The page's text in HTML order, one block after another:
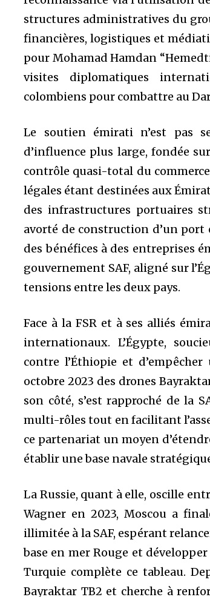
structures administratives du
financières, logistiques et
pour Mohamad Hamdan
visites diplomatiques
colombiens pour combattre au
Le soutien émirati n’est pas
d’influence plus large, fondée
contrôle quasi-total du
légales étant destinées aux
des infrastructures portuaires
avorté de construction d’un port
des bénéfices à des entreprises
gouvernement SAF, aligné sur
tensions entre les deux pays.
Face à la FSR et à ses alliés
internationaux. L’Égypte,
contre l’Éthiopie et
octobre 2023 des drones
son côté, s’est rapproché de la
multi-rôles tout en facilitant
ce partenariat un moyen
établir une base navale
La Russie, quant à elle, oscille
Wagner en 2023, Moscou a
illimitée à la SAF, espérant
base en mer Rouge et
Turquie complète ce tableau.
Bayraktar TB2 et cherche à